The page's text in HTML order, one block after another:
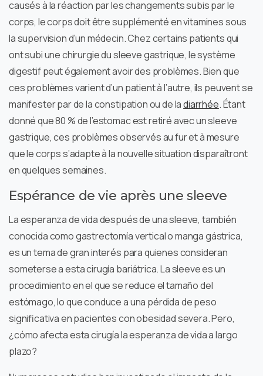
causés à la réaction par les changements subis par le
corps, le corps doit être supplémenté en vitamines sous
la supervision d’un médecin. Chez certains patients qui
ont subi une chirurgie du sleeve gastrique, le système
digestif peut également avoir des problèmes. Bien que
ces problèmes varient d’un patient à l’autre, ils peuvent se
manifester par de la constipation ou de ladiarrhée. Étant
donné que 80 % de l’estomac est retiré avec un sleeve
gastrique, ces problèmes observés au fur et à mesure
que le corps s’adapte à la nouvelle situation disparaîtront
en quelques semaines.
Espérance de vie après une sleeve
La esperanza de vida después de una sleeve, también
conocida como gastrectomía vertical o manga gástrica,
es un tema de gran interés para quienes consideran
someterse a esta cirugía bariátrica. La sleeve es un
procedimiento en el que se reduce el tamaño del
estómago, lo que conduce a una pérdida de peso
significativa en pacientes con obesidad severa. Pero,
¿cómo afecta esta cirugía la esperanza de vida a largo
plazo?